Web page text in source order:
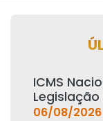
ICMS
Legislação
06/08/2026